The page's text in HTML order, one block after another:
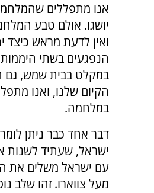
אנו מתפללים
יושגו. אולם טבע
ואין לדעת מראש כיצד
הנפגעים בשתי
במקלט בבית שמש, גם
הקיום שלנו, ואנו
במלחמה.
דבר אחד כבר ניתן
ישראל, שעתיד לשנות
עם ישראל משלים את
מעל צווארו. זהו שלב